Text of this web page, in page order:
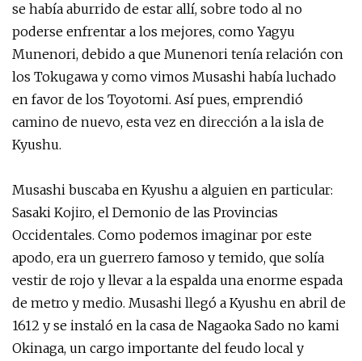
se había aburrido de estar allí, sobre todo al no
poderse enfrentar a los mejores, como Yagyu
Munenori, debido a que Munenori tenía relación con
los Tokugawa y como vimos Musashi había luchado
en favor de los Toyotomi. Así pues, emprendió
camino de nuevo, esta vez en dirección a la isla de
Kyushu.
Musashi buscaba en Kyushu a alguien en particular:
Sasaki Kojiro, el Demonio de las Provincias
Occidentales. Como podemos imaginar por este
apodo, era un guerrero famoso y temido, que solía
vestir de rojo y llevar a la espalda una enorme espada
de metro y medio. Musashi llegó a Kyushu en abril de
1612 y se instaló en la casa de Nagaoka Sado no kami
Okinaga, un cargo importante del feudo local y